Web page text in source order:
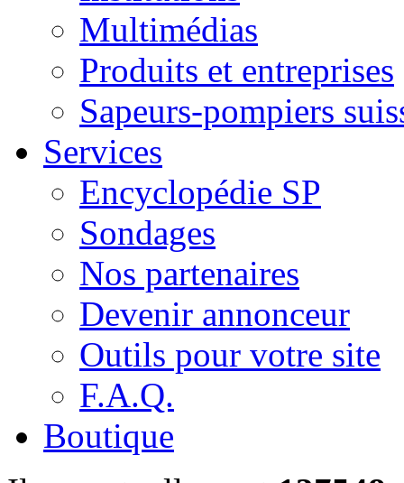
Multimédias
Produits et entreprises
Sapeurs-pompiers
Services
Encyclopédie SP
Sondages
Nos partenaires
Devenir annonceur
Outils pour votre site
F.A.Q.
Boutique